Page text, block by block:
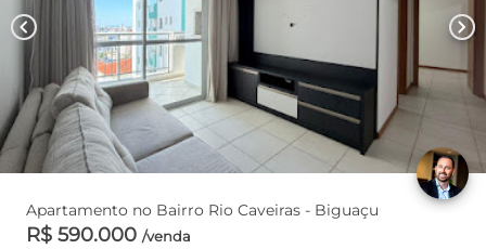
chevron_left chevron_right
Apartamento no Bairro Rio Caveiras - Biguaçu
R$ 590.000 /venda